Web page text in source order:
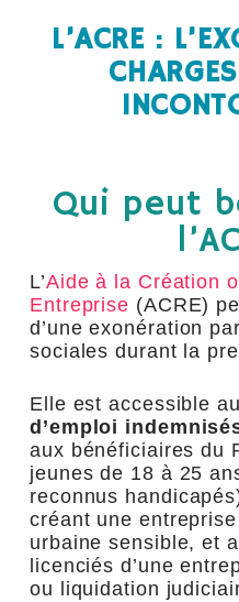
L’ACRE :
Qui peut
L’Aide à la Création
Entreprise (ACRE)
d’une exonération
sociales durant la
Elle est accessible
d’emploi
aux bénéficiaires du
jeunes de 18 à 25
reconnus
créant une
urbaine sensible, et
licenciés d’une
ou liquidation